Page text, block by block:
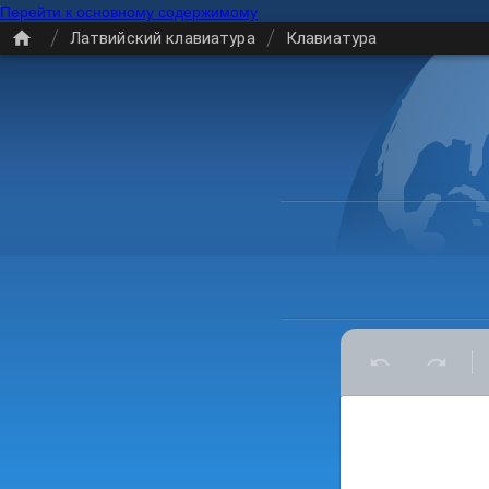
Перейти к основному содержимому
/ Латвийский клавиатура / Клавиатура